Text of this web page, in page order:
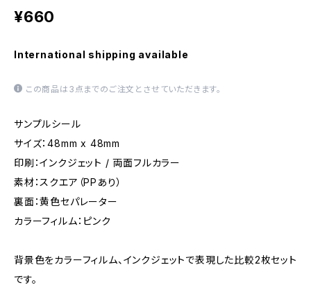
¥660
International shipping available
この商品は3点までのご注文とさせていただきます。
サンプルシール
サイズ：48mm x 48mm
印刷：インクジェット / 両面フルカラー
素材：スクエア（PPあり）
裏面：黄色セパレーター
カラーフィルム：ピンク
背景色をカラーフィルム、インクジェットで表現した比較2枚セット
です。